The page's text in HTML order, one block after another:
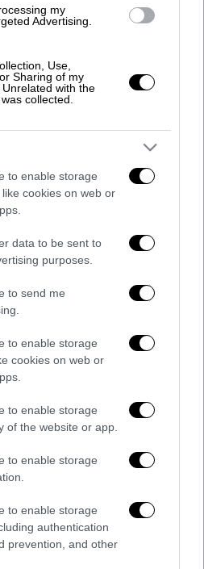
my
Advertising.
Use,
Sharing of my
with the
collected.
to enable storage
cookies on web or
data to be sent to
purposes.
to send me
to enable storage
cookies on web or
to enable storage
of the website or app.
to enable storage
to enable storage
authentication
prevention, and other
στο Axios: Στο
συνομιλίες για τη
ακόμη και
ότι ηΧαμάςθα
ανέφερε ο Ρέιβιντ
ημέρα, ο Τραμπ δήλωσε
της πρότασης
για τη Γάζα, σε μία
τη Δευτέρα, με τον
Reuters δεν
την
η αγορά από πινακίδες
Χιλιάδες αυτοκίνητα